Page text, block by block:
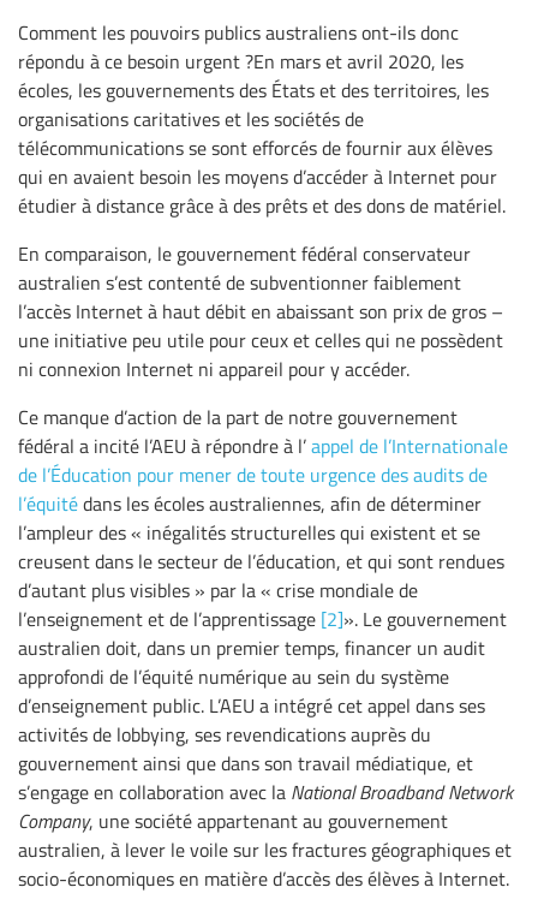
Comment les pouvoirs publics australiens ont-ils donc
répondu à ce besoin urgent ?En mars et avril 2020, les
écoles, les gouvernements des États et des territoires, les
organisations caritatives et les sociétés de
télécommunications se sont efforcés de fournir aux élèves
qui en avaient besoin les moyens d’accéder à Internet pour
étudier à distance grâce à des prêts et des dons de matériel.
En comparaison, le gouvernement fédéral conservateur
australien s’est contenté de subventionner faiblement
l’accès Internet à haut débit en abaissant son prix de gros –
une initiative peu utile pour ceux et celles qui ne possèdent
ni connexion Internet ni appareil pour y accéder.
Ce manque d’action de la part de notre gouvernement
fédéral a incité l’AEU à répondre à l’appel de l’Internationale
de l’Éducation pour mener de toute urgence des audits de
l’équitédans les écoles australiennes, afin de déterminer
l’ampleur des « inégalités structurelles qui existent et se
creusent dans le secteur de l’éducation, et qui sont rendues
d’autant plus visibles » par la « crise mondiale de
l’enseignement et de l’apprentissage [2]». Le gouvernement
australien doit, dans un premier temps, financer un audit
approfondi de l’équité numérique au sein du système
d’enseignement public. L’AEU a intégré cet appel dans ses
activités de lobbying, ses revendications auprès du
gouvernement ainsi que dans son travail médiatique, et
s’engage en collaboration avec la National Broadband Network
Company, une société appartenant au gouvernement
australien, à lever le voile sur les fractures géographiques et
socio-économiques en matière d’accès des élèves à Internet.